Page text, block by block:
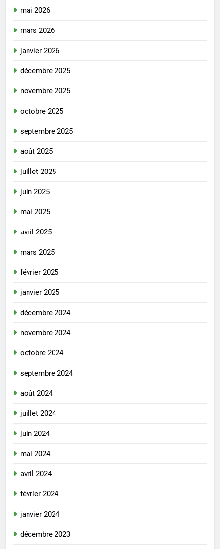
mai 2026
mars 2026
janvier 2026
décembre 2025
novembre 2025
octobre 2025
septembre 2025
août 2025
juillet 2025
juin 2025
mai 2025
avril 2025
mars 2025
février 2025
janvier 2025
décembre 2024
novembre 2024
octobre 2024
septembre 2024
août 2024
juillet 2024
juin 2024
mai 2024
avril 2024
février 2024
janvier 2024
décembre 2023